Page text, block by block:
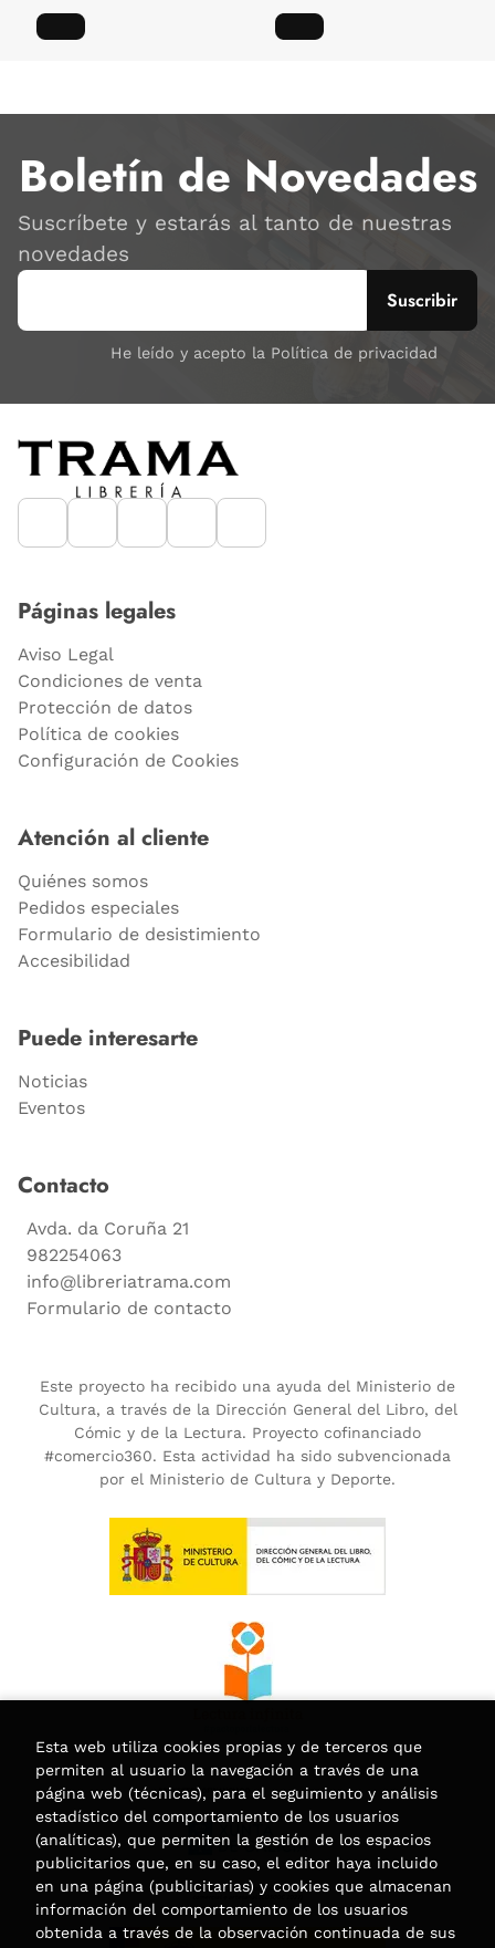
Boletín de Novedades
Suscríbete y estarás al tanto de nuestras
novedades
He leído y acepto la Política de privacidad
Páginas legales
Aviso Legal
Condiciones de venta
Protección de datos
Política de cookies
Configuración de Cookies
Atención al cliente
Quiénes somos
Pedidos especiales
Formulario de desistimiento
Accesibilidad
Puede interesarte
Noticias
Eventos
Contacto
Avda. da Coruña 21
982254063
info@libreriatrama.com
Formulario de contacto
Este proyecto ha recibido una ayuda del Ministerio de
Cultura, a través de la Dirección General del Libro, del
Cómic y de la Lectura. Proyecto cofinanciado
#comercio360. Esta actividad ha sido subvencionada
por el Ministerio de Cultura y Deporte.
Esta web utiliza cookies propias y de terceros que
permiten al usuario la navegación a través de una
página web (técnicas), para el seguimiento y análisis
estadístico del comportamiento de los usuarios
(analíticas), que permiten la gestión de los espacios
publicitarios que, en su caso, el editor haya incluido
en una página (publicitarias) y cookies que almacenan
información del comportamiento de los usuarios
obtenida a través de la observación continuada de sus